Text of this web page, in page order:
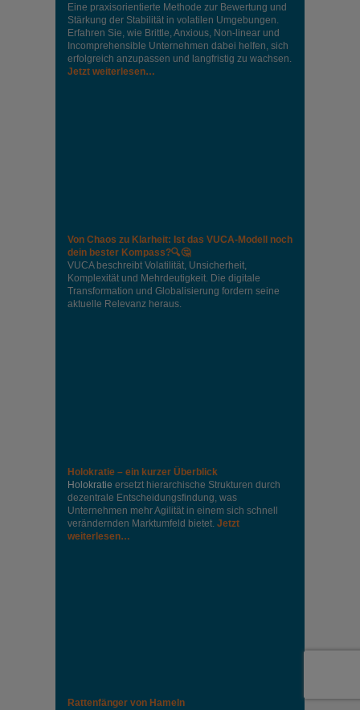
Eine praxisorientierte Methode zur Bewertung und
Stärkung der Stabilität in volatilen Umgebungen.
Erfahren Sie, wie Brittle, Anxious, Non-linear und
Incomprehensible Unternehmen dabei helfen, sich
erfolgreich anzupassen und langfristig zu wachsen.
Jetzt weiterlesen…
Von Chaos zu Klarheit: Ist das VUCA-Modell noch
dein bester Kompass?🔍🤔
VUCA beschreibt Volatilität, Unsicherheit,
Komplexität und Mehrdeutigkeit. Die digitale
Transformation und Globalisierung fordern seine
aktuelle Relevanz heraus.
Holokratie – ein kurzer Überblick
Holokratie ersetzt hierarchische Strukturen durch
dezentrale Entscheidungsfindung, was
Unternehmen mehr Agilität in einem sich schnell
verändernden Marktumfeld bietet. Jetzt
weiterlesen…
Rattenfänger von Hameln